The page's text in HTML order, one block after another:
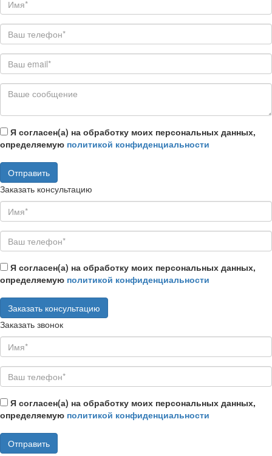
Я согласен(а) на обработку моих персональных данных,
определяемую политикой конфиденциальности
Заказать консультацию
Я согласен(а) на обработку моих персональных данных,
определяемую политикой конфиденциальности
Заказать звонок
Я согласен(а) на обработку моих персональных данных,
определяемую политикой конфиденциальности